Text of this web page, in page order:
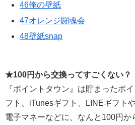
46俺の壁紙
47オレンジ闘魂会
48壁紙snap
★100円から交換ってすごくない
『ポイントタウン』は貯まったポ
フト、iTunesギフト、LINEギフト
電子マネーなどに、なんと100円